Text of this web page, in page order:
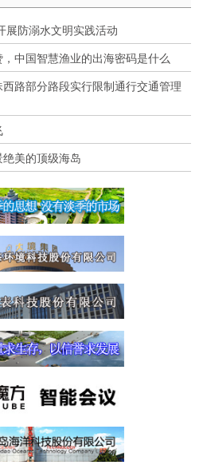
展防溺水文明实践活动
中国智慧渔业的出海密码是什么
路部分路段实行限制通行交通管理
美的顶级海岛